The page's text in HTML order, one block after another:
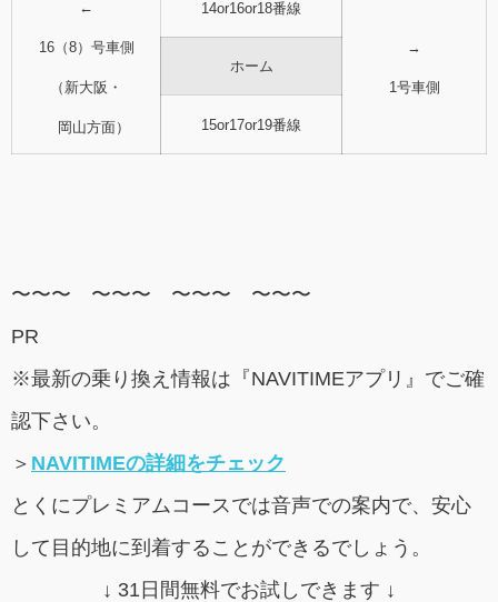
←
16（8）号車側
（新大阪・
岡山方面）
14or16or18番線
→
1号車側
ホーム
15or17or19番線
〜〜〜 〜〜〜 〜〜〜 〜〜〜
PR
※最新の乗り換え情報は『NAVITIMEアプリ』でご確
認下さい。
＞ NAVITIMEの詳細をチェック
とくにプレミアムコースでは音声での案内で、安心
して目的地に到着することができるでしょう。
↓ 31日間無料でお試しできます ↓